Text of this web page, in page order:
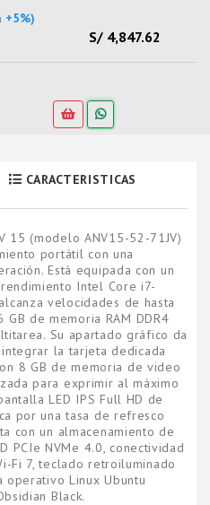
+5%)
S/ 4,847.62
CARACTERISTICAS
15 (modelo ANV15-52-71JV)
portátil con una
Está equipada con un
Intel Core i7-
velocidades de hasta
de memoria RAM DDR4
Su apartado gráfico da
la tarjeta dedicada
8 GB de memoria de video
para exprimir al máximo
LED IPS Full HD de
por una tasa de refresco
con un almacenamiento de
PCIe NVMe 4.0, conectividad
Fi 7, teclado retroiluminado
operativo Linux Ubuntu
Black.